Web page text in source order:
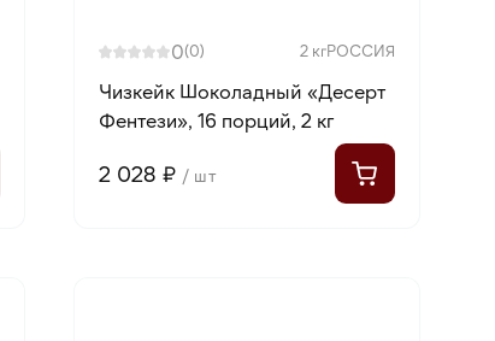
0(0) 2 кгРОССИЯ
Чизкейк Шоколадный «Десерт
Фентези», 16 порций, 2 кг
2 028 ₽ / шт